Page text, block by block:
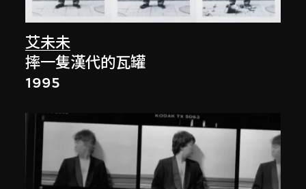
艾未未
摔一隻漢代的瓦罐
1995